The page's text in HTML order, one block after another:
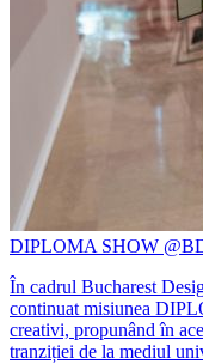
DIPLOMA SHOW
În cadrul Bucharest
continuat misiunea
creativi, propunând în
tranziției de la mediul